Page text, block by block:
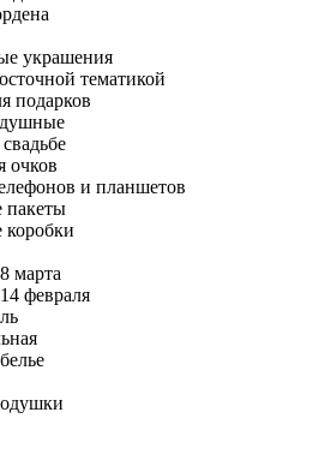
украшения
тематикой
подарков
очков
и планшетов
пакеты
марта
февраля